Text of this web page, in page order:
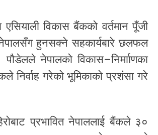
विकास बैंकको वर्तमान पूँजी
नेपालसँग हुनसक्ने सहकार्यबारे छलफल
नेपालको विकास–निर्मााणका
निर्वाह गरेको भूमिकाको प्रशंसा गरे
प्रभावित नेपाललाई बैंकले ३०